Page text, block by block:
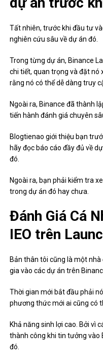
Tất nhiên, trước khi đầu tư
nghiên cứu sâu về dự án đó.
Trong từng dự án, Binance
chi tiết, quan trọng và đặt nó
rằng nó có thể dễ dàng truy
Ngoài ra, Binance đã thành
tiến hành đánh giá chuyên
Blogtienao giới thiệu bạn
hãy đọc báo cáo đầy đủ về
đó.
Ngoài ra, bạn phải kiểm tra
trong dự án đó hay chưa.
Đánh Giá Cá
IEO trên
Bản thân tôi cũng là một
gia vào các dự án trên
Thời gian mới bắt đầu phải
phương thức mới ai cũng có
Khả năng sinh lợi cao. Bởi vì
thành công khi tin tưởng vào
đó.